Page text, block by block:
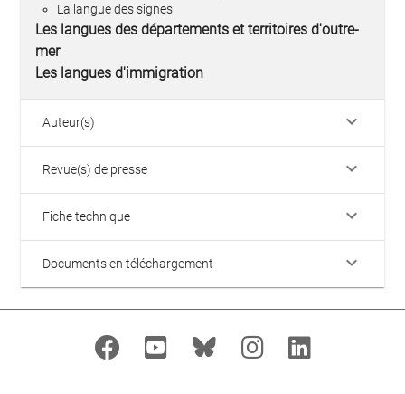
La langue des signes
Les langues des départements et territoires d'outre-
mer
Les langues d'immigration
Auteur(s) keyboard_arrow_down
Revue(s) de presse keyboard_arrow_down
Fiche technique keyboard_arrow_down
Documents en téléchargement keyboard_arrow_down